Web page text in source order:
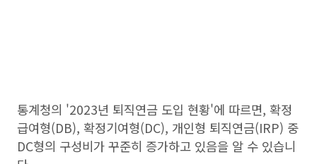
통계청의 '2023년 퇴직연금 도입 현황'에 따르면, 확정
급여형(DB), 확정기여형(DC), 개인형 퇴직연금(IRP) 중
DC형의 구성비가 꾸준히 증가하고 있음을 알 수 있습니